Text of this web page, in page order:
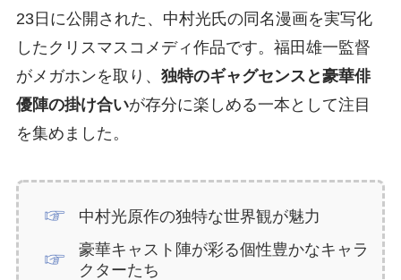
23日に公開された、中村光氏の同名漫画を実写化
したクリスマスコメディ作品です。福田雄一監督
がメガホンを取り、 独特のギャグセンスと豪華俳
優陣の掛け合いが存分に楽しめる一本として注目
を集めました。
中村光原作の独特な世界観が魅力
豪華キャスト陣が彩る個性豊かなキャラ
クターたち